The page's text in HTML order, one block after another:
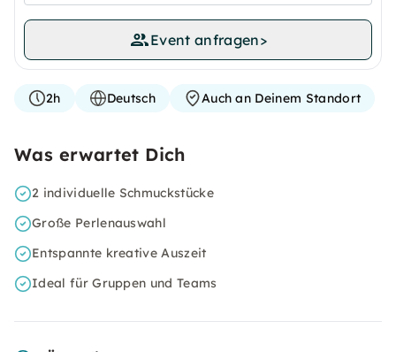
Event anfragen>
2h Deutsch Auch an Deinem Standort
Was erwartet Dich
2 individuelle Schmuckstücke
Große Perlenauswahl
Entspannte kreative Auszeit
Ideal für Gruppen und Teams